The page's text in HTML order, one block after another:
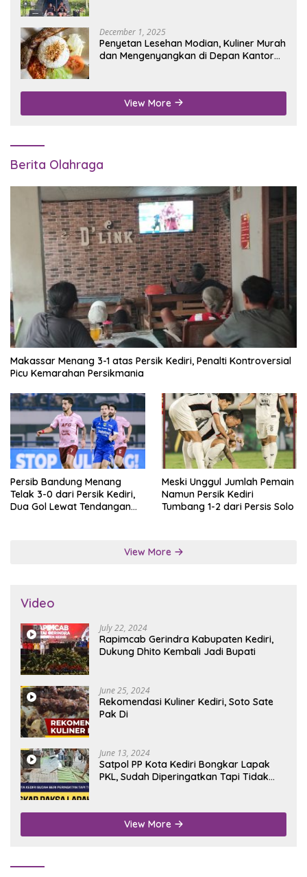
December 1, 2025
Penyetan Lesehan Modian, Kuliner Murah
dan Mengenyangkan di Depan Kantor
View More
Berita Olahraga
Makassar Menang 3-1 atas Persik Kediri, Penalti Kontroversial
Picu Kemarahan Persikmania
Persib Bandung Menang
Telak 3-0 dari Persik Kediri,
Dua Gol Lewat Tendangan
Meski Unggul Jumlah Pemain
Namun Persik Kediri
Tumbang 1-2 dari Persis Solo
View More
Video
July 22, 2024
Rapimcab Gerindra Kabupaten Kediri,
Dukung Dhito Kembali Jadi Bupati
June 25, 2024
Rekomendasi Kuliner Kediri, Soto Sate
Pak Di
June 13, 2024
Satpol PP Kota Kediri Bongkar Lapak
PKL, Sudah Diperingatkan Tapi Tidak
View More